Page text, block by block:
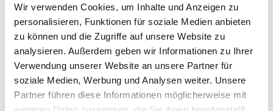
Wir verwenden Cookies, um Inhalte und Anzeigen zu
personalisieren, Funktionen für soziale Medien anbieten
zu können und die Zugriffe auf unsere Website zu
analysieren. Außerdem geben wir Informationen zu Ihrer
Verwendung unserer Website an unsere Partner für
soziale Medien, Werbung und Analysen weiter. Unsere
Partner führen diese Informationen möglicherweise mit